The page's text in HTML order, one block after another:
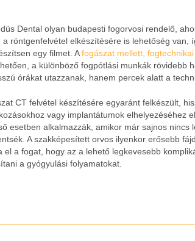
Dental olyan budapesti fogorvosi rendelő,
a röntgenfelvétel elkészítésére is lehetőség van,
egy filmet. Afogászat mellett, fogtechnikai
a különböző fogpótlási munkák rövidebb
órákat utazzanak, hanem percek alatt a
CT felvétel készítésére egyaránt felkészült,
vagy implantátumok elhelyezéséhez
esetben alkalmazzák, amikor már sajnos
A szakképesített orvos ilyenkor erősebb
el a fogat, hogy az a lehető legkevesebb
a gyógyulási folyamatokat.